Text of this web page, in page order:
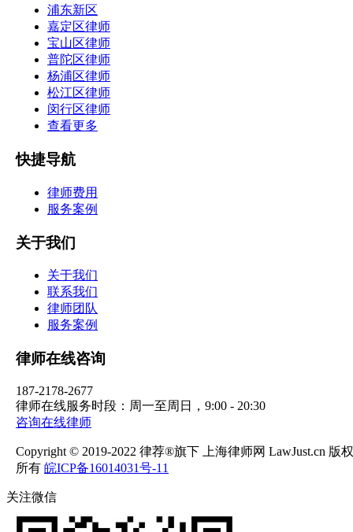
浦东新区
嘉定区律师
宝山区律师
普陀区律师
杨浦区律师
松江区律师
闵行区律师
查看更多
快捷导航
律师费用
服务案例
关于我们
关于我们
联系我们
律师团队
服务案例
律师在线咨询
187-2178-2677
律师在线服务时段：周一至周日，9:00 - 20:30
咨询在线律师
Copyright © 2019-2022 律荐®旗下 上海律师网 LawJust.cn 版权
所有 皖ICP备16014031号-11
关注微信